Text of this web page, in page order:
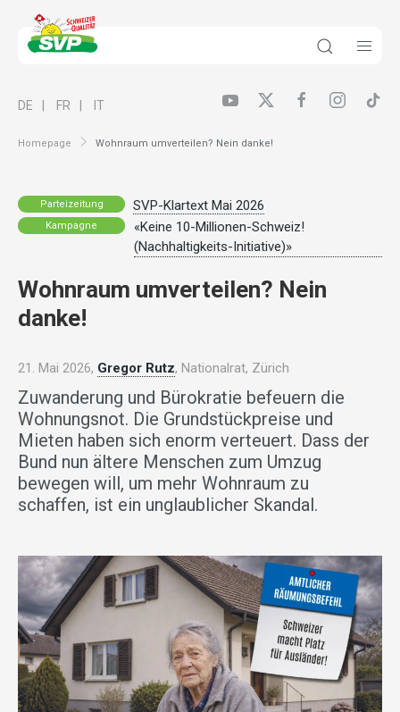
Homepage Wohnraum umverteilen? Nein danke!
DE FR IT
Parteizeitung SVP-Klartext Mai 2026
Kampagne
«Keine 10-Millionen-Schweiz!
(Nachhaltigkeits-Initiative)»
Wohnraum umverteilen? Nein
danke!
21. Mai 2026, Gregor Rutz, Nationalrat, Zürich
Zuwanderung und Bürokratie befeuern die
Wohnungsnot. Die Grundstückpreise und
Mieten haben sich enorm verteuert. Dass der
Bund nun ältere Menschen zum Umzug
bewegen will, um mehr Wohnraum zu
schaffen, ist ein unglaublicher Skandal.